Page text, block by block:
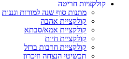
קולקציות חריטה
מתנות סוף שנה למורות וגננות
קולקציית אהבה
קולקציית אמא/סבתא
קולקציית חיות
קולקציית חרבות ברזל
תכשיטי הנצחה וזיכרון